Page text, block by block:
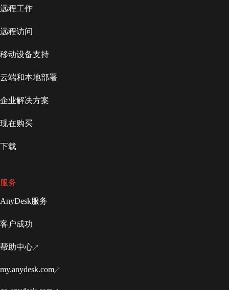
远程工作
远程访问
移动设备支持
云端和本地部署
企业解决方案
现在购买
下载
服务
AnyDesk服务
客户成功
帮助中心
my.anydesk.com